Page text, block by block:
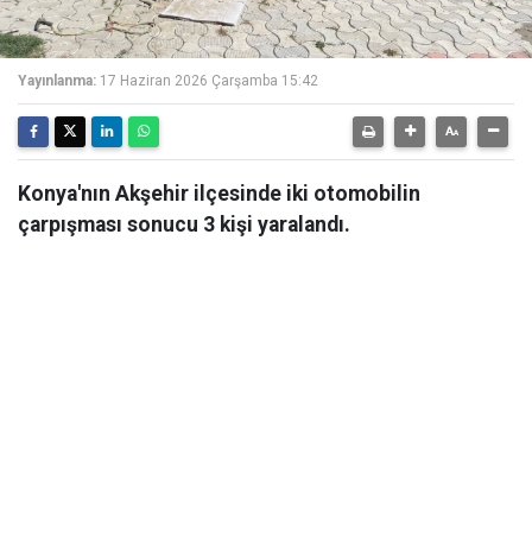
Yayınlanma: 17 Haziran 2026 Çarşamba 15:42
Konya'nın Akşehir ilçesinde iki otomobilin
çarpışması sonucu 3 kişi yaralandı.